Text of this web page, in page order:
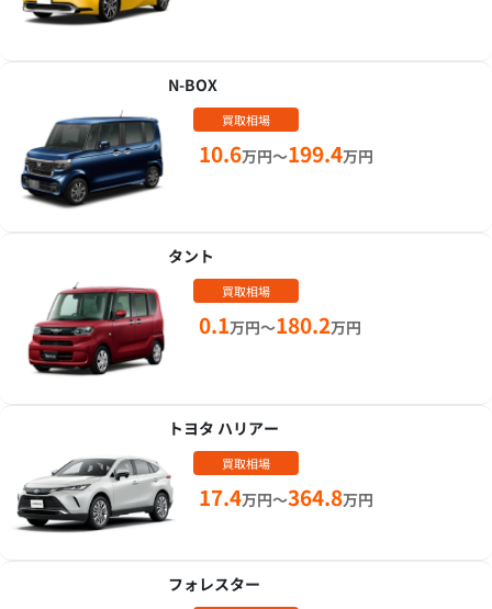
N-BOX
買取相場
10.6万円～199.4万円
タント
買取相場
0.1万円～180.2万円
トヨタ ハリアー
買取相場
17.4万円～364.8万円
フォレスター